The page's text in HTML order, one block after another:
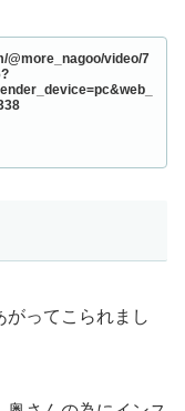
@more_nagoo/video/7
がってこられまし